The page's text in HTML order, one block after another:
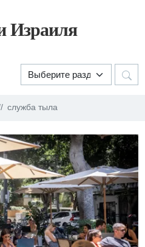
Израиля
служба тыла